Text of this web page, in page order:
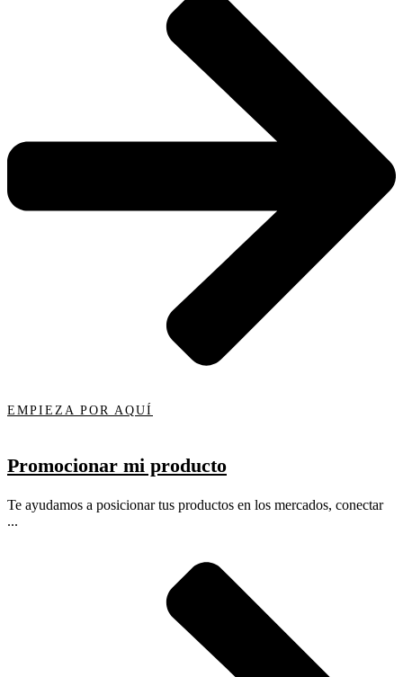
EMPIEZA POR AQUÍ
Promocionar mi producto
Te ayudamos a posicionar tus productos en los mercados, conectar
...